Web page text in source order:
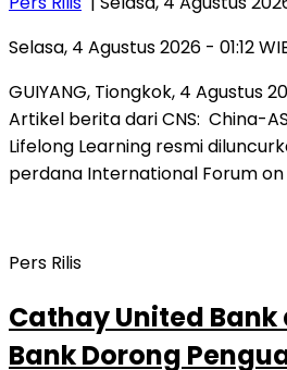
Selasa, 4 Agustus 2026 - 01:12
GUIYANG, Tiongkok, 4 Agustus
Artikel berita dari CNS: China-
Lifelong Learning resmi
perdana International Forum on
Pers Rilis
Cathay United
Bank Dorong